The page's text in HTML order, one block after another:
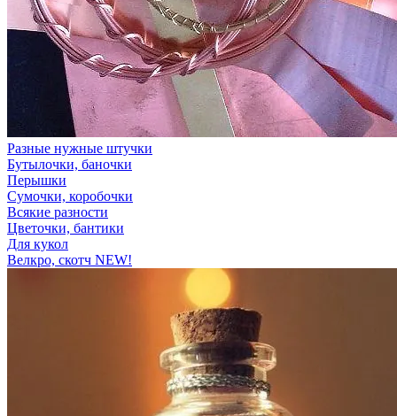
Разные нужные штучки
Бутылочки, баночки
Перышки
Сумочки, коробочки
Всякие разности
Цветочки, бантики
Для кукол
Велкро, скотч NEW!